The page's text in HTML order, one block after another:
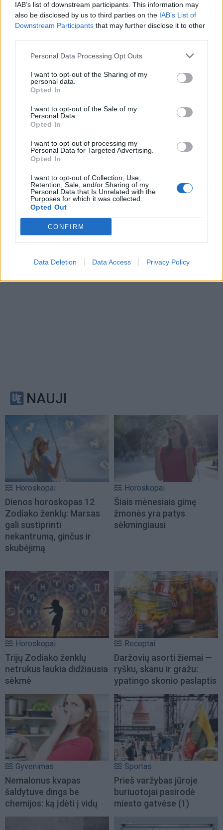
IAB’s list of downstream participants. This information may
also be disclosed by us to third parties on the IAB’s List of
Downstream Participants that may further disclose it to other
Personal Data Processing Opt Outs
I want to opt-out of the Sharing of my
personal data.
Opted In
I want to opt-out of the Sale of my
Personal Data.
Opted In
I want to opt-out of processing my
Personal Data for Targeted Advertising.
Opted In
I want to opt-out of Collection, Use,
Retention, Sale, and/or Sharing of my
Personal Data that Is Unrelated with the
Purposes for which it was collected.
Opted Out
CONFIRM
Data Deletion Data Access Privacy Policy
Kultūra
Klaipėda prieš 100 metų:
Kultūra
Klaipėdos festivalis:
- viena bendrystės istorija
Kultūra
Iki skausmo atviras
spektaklis „Jaunuolio
kambaryje“ kviečia
išgirsti, pastebėti bei
Klaipėdoje prasidėjo
„Jauno teatro dienos“:
vakare miestiečių laukia
NAUJI
Horoskopai
Dienos horoskopas 12
Zodiako ženklų: Marsas
gali sustiprinti
nekantrumą, ginčus ir
skubėjimą
Horoskopai
Šiais mėnesiais gimę
žmonės yra patys
sėkmingiausi
Horoskopai
Trijų Zodiako ženklų
netrukus laukia didžiausia
sėkmė
Receptai
Daržovių asorti žiemai —
ryšku, skanu ir gražu:
ypatingo skonio paslaptis
Gyvenimas
Nemalonus kvapas
šaldytuve dings be
chemijos: ką įdėti į vidų
Sportas
Prieš varžybas jūroje
buriuotojai pasirodė
miesto gatvėse (1)